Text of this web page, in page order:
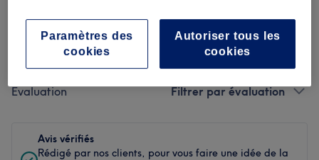
Filtrer les avis
Évaluation Filtrer par évaluation
Avis vérifiés
Rédigé par nos clients, pour vous faire une idée de la
Autoriser tous les
cookies
Paramètres des
cookies